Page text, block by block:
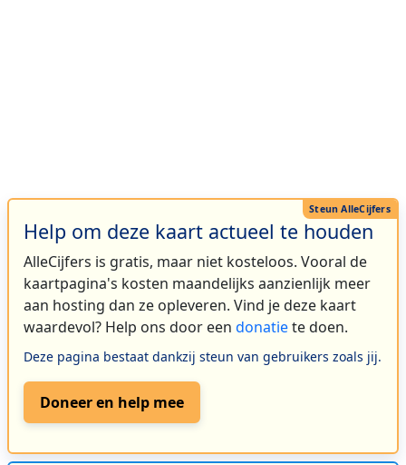
Help om deze kaart actueel te houden
AlleCijfers is gratis, maar niet kosteloos. Vooral de
kaartpagina's kosten maandelijks aanzienlijk meer
aan hosting dan ze opleveren. Vind je deze kaart
waardevol? Help ons door een donatiete doen.
Deze pagina bestaat dankzij steun van gebruikers zoals jij.
Doneer en help mee